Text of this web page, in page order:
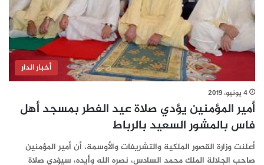
أخبار الدار
4 يونيو، 2019
أمير المؤمنين يؤدي صلاة عيد الفطر بمسجد أهل
فاس بالمشور السعيد بالرباط
أعلنت وزارة القصور الملكية والتشريفات والأوسمة، أن أمير المؤمنين
صاحب الجلالة الملك محمد السادس، نصره الله وأيده، سيؤدي صلاة